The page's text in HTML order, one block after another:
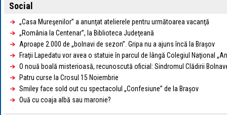
1 TRY= 0.1141
1 ZAR= 0.2318
Social
„Casa Mureşenilor” a anunţat atelierele pentru următoarea vacanţă
„România la Centenar”, la Biblioteca Judeţeană
Aproape 2.000 de „bolnavi de sezon”. Gripa nu a ajuns încă la Brașov
Fraţii Lapedatu vor avea o statuie în parcul de lângă Colegiul Naţional
O nouă boală misterioasă, recunoscută oficial: Sindromul Clădirii
Patru curse la Crosul 15 Noiembrie
Smiley face sold out cu spectacolul „Confesiune” de la Brașov
Ouă cu coaja albă sau maronie?